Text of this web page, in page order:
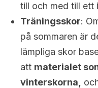
till och med till ett
Träningsskor:
på sommaren är
lämpliga skor
att materialet
vinterskorna,